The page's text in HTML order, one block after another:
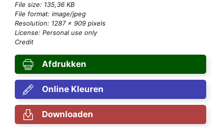
File size: 135,36 KB
File format: image/jpeg
Resolution: 1287 × 909 pixels
License: Personal use only
Credit
Afdrukken
Online Kleuren
Downloaden